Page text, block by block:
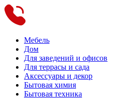
Мебель
Дом
Для заведений и офисов
Для террасы и сада
Аксессуары и декор
Бытовая химия
Бытовая техника